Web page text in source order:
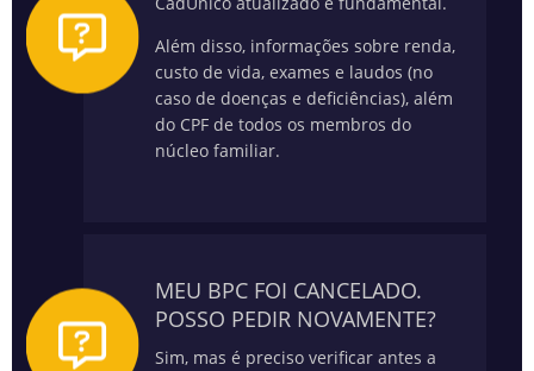
Além disso, informações sobre renda,
custo de vida, exames e laudos (no
caso de doenças e deficiências), além
do CPF de todos os membros do
núcleo familiar.
MEU BPC FOI CANCELADO.
POSSO PEDIR NOVAMENTE?
Sim, mas é preciso verificar antes a